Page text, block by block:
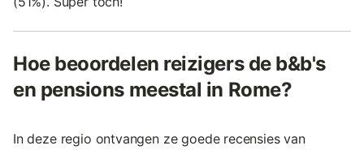
Hoe beoordelen reizigers de b&b's
en pensions meestal in Rome?
In deze regio ontvangen ze goede recensies van